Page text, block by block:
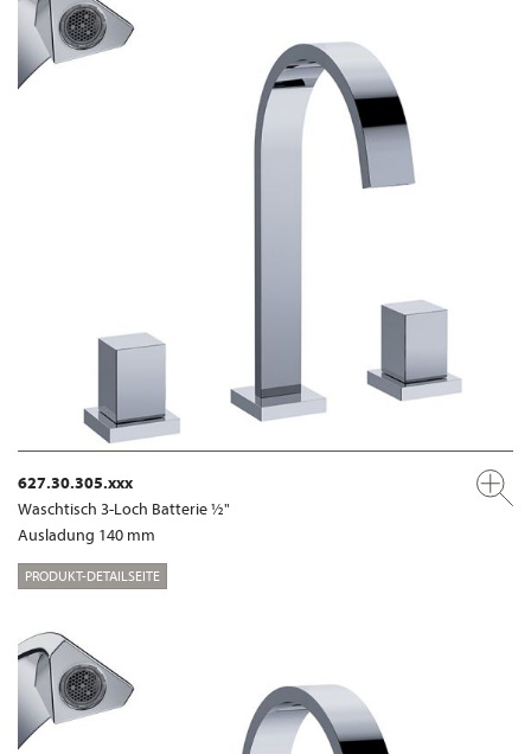
627.30.305.xxx
Waschtisch 3-Loch Batterie ½"
Ausladung 140 mm
PRODUKT-DETAILSEITE